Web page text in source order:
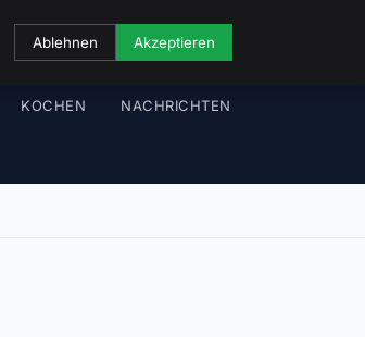
KOCHEN NACHRICHTEN
Ablehnen Akzeptieren